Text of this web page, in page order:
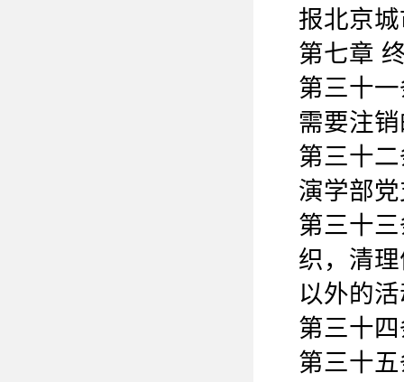
报北京
第七章
第三十
需要注
第三十
演学部
第三十
织，清
以外的
第三十
第三十